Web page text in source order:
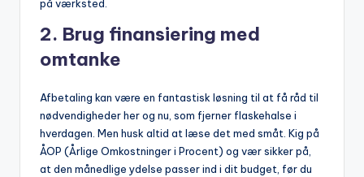
på værksted.
2. Brug finansiering med
omtanke
Afbetaling kan være en fantastisk løsning til at få råd til
nødvendigheder her og nu, som fjerner flaskehalse i
hverdagen. Men husk altid at læse det med småt. Kig på
ÅOP (Årlige Omkostninger i Procent) og vær sikker på,
at den månedlige ydelse passer ind i dit budget, før du